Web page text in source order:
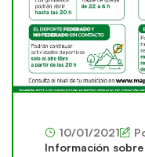
10/01/2021
Información sobre